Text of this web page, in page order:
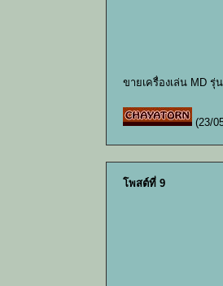
ขายเครื่องเล่น MD
(23/
โพสต์ที่ 9